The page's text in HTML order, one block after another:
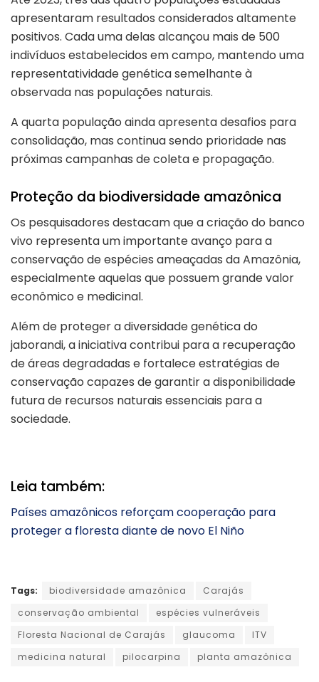
apresentaram resultados considerados altamente
positivos. Cada uma delas alcançou mais de 500
indivíduos estabelecidos em campo, mantendo uma
representatividade genética semelhante à
observada nas populações naturais.
A quarta população ainda apresenta desafios para
consolidação, mas continua sendo prioridade nas
próximas campanhas de coleta e propagação.
Proteção da biodiversidade amazônica
Os pesquisadores destacam que a criação do banco
vivo representa um importante avanço para a
conservação de espécies ameaçadas da Amazônia,
especialmente aquelas que possuem grande valor
econômico e medicinal.
Além de proteger a diversidade genética do
jaborandi, a iniciativa contribui para a recuperação
de áreas degradadas e fortalece estratégias de
conservação capazes de garantir a disponibilidade
futura de recursos naturais essenciais para a
sociedade.
Leia também:
Países amazônicos reforçam cooperação para
proteger a floresta diante de novo El Niño
Tags: biodiversidade amazônica
Carajás
conservação ambiental
espécies vulneráveis
Floresta Nacional de Carajás
glaucoma
ITV
medicina natural
pilocarpina planta amazônica